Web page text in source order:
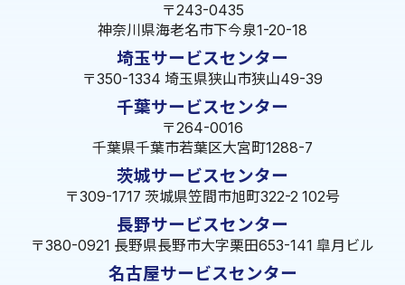
〒243-0435
神奈川県海老名市下今泉1-20-18
埼玉サービスセンター
〒350-1334 埼玉県狭山市狭山49-39
千葉サービスセンター
〒264-0016
千葉県千葉市若葉区大宮町1288-7
茨城サービスセンター
〒309-1717 茨城県笠間市旭町322-2 102号
長野サービスセンター
〒380-0921 長野県長野市大字栗田653-141 皐月ビル
名古屋サービスセンター